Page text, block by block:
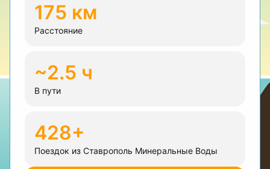
175 км
Расстояние
~2.5 ч
В пути
428+
Поездок из Ставрополь Минеральные Воды